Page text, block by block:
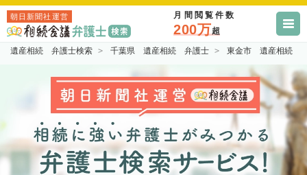
朝日新聞社運営 月間閲覧件数
200万超
遺産相続 弁護士検索 千葉県 遺産相続 弁護士 東金市 遺産相続